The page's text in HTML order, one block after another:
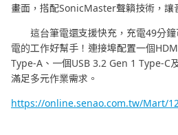
畫面，搭配SonicMaster聲籟技術，讓
這台筆電還支援快充，充電49分鐘
電的工作好幫手！連接埠配置一個
Type-A、一個USB 3.2 Gen 1 Type-C
滿足多元作業需求。
https://online.senao.com.tw/Mart/